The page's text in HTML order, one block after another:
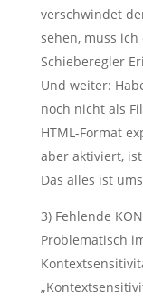
verschwindet
sehen, muss
Schieberegler
Und weiter:
noch nicht als
HTML-Format
aber aktiviert,
Das alles ist
3) Fehlende
Problematisch